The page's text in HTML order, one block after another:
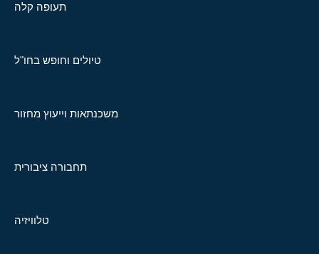
תעופה קלה
טיולים וחופש בחו"ל
משכנתאות וייעוץ מחזור
תחבורה ציבורית
טלוויזיה